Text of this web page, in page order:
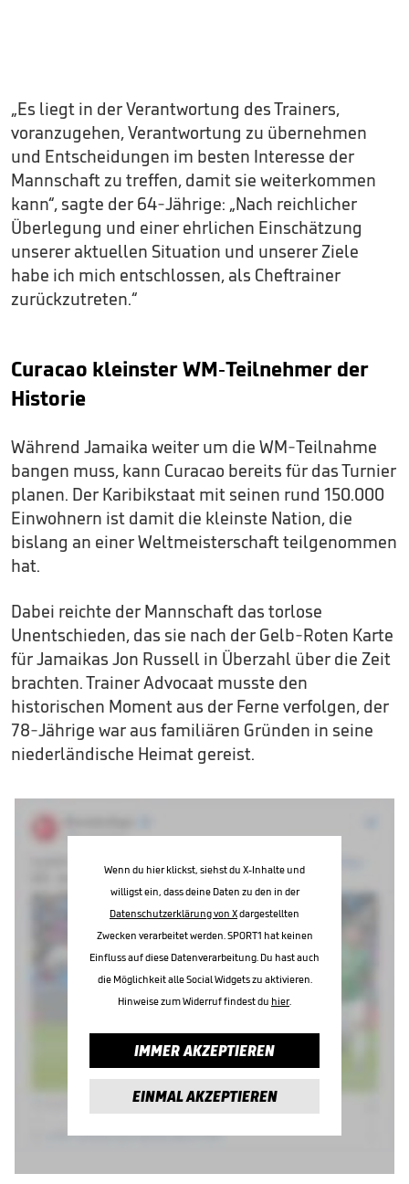
„Es liegt in der Verantwortung des Trainers,
voranzugehen, Verantwortung zu übernehmen
und Entscheidungen im besten Interesse der
Mannschaft zu treffen, damit sie weiterkommen
kann“, sagte der 64-Jährige: „Nach reichlicher
Überlegung und einer ehrlichen Einschätzung
unserer aktuellen Situation und unserer Ziele
habe ich mich entschlossen, als Cheftrainer
zurückzutreten.“
Curacao kleinster WM-Teilnehmer der
Historie
Während Jamaika weiter um die WM-Teilnahme
bangen muss, kann Curacao bereits für das Turnier
planen. Der Karibikstaat mit seinen rund 150.000
Einwohnern ist damit die kleinste Nation, die
bislang an einer Weltmeisterschaft teilgenommen
hat.
Dabei reichte der Mannschaft das torlose
Unentschieden, das sie nach der Gelb-Roten Karte
für Jamaikas Jon Russell in Überzahl über die Zeit
brachten. Trainer Advocaat musste den
historischen Moment aus der Ferne verfolgen, der
78-Jährige war aus familiären Gründen in seine
niederländische Heimat gereist.
Wenn du hier klickst, siehst du X-Inhalte und
willigst ein, dass deine Daten zu den in der
Datenschutzerklärung von Xdargestellten
Zwecken verarbeitet werden. SPORT1 hat keinen
Einfluss auf diese Datenverarbeitung. Du hast auch
die Möglichkeit alle Social Widgets zu aktivieren.
Hinweise zum Widerruf findest du hier.
IMMER AKZEPTIEREN
EINMAL AKZEPTIEREN